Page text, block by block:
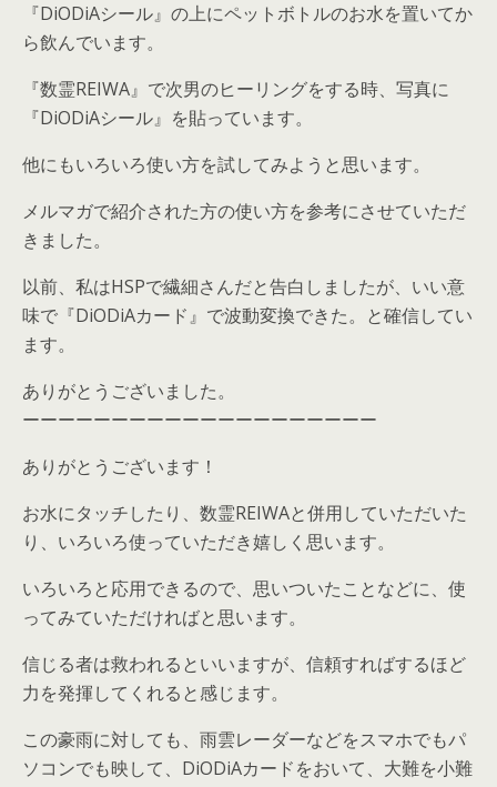
『DiODiAシール』の上にペットボトルのお水を置いてか
ら飲んでいます。
『数霊REIWA』で次男のヒーリングをする時、写真に
『DiODiAシール』を貼っています。
他にもいろいろ使い方を試してみようと思います。
メルマガで紹介された方の使い方を参考にさせていただ
きました。
以前、私はHSPで繊細さんだと告白しましたが、いい意
味で『DiODiAカード』で波動変換できた。と確信してい
ます。
ありがとうございました。
ーーーーーーーーーーーーーーーーーーーー
ありがとうございます！
お水にタッチしたり、数霊REIWAと併用していただいた
り、いろいろ使っていただき嬉しく思います。
いろいろと応用できるので、思いついたことなどに、使
ってみていただければと思います。
信じる者は救われるといいますが、信頼すればするほど
力を発揮してくれると感じます。
この豪雨に対しても、雨雲レーダーなどをスマホでもパ
ソコンでも映して、DiODiAカードをおいて、大難を小難